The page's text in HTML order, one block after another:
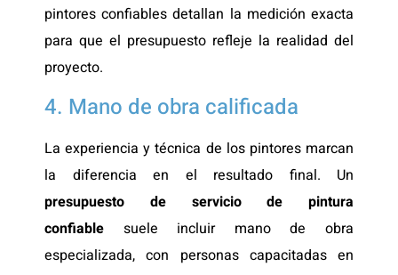
pintores confiables detallan la medición exacta
para que el presupuesto refleje la realidad del
proyecto.
4. Mano de obra calificada
La experiencia y técnica de los pintores marcan
la diferencia en el resultado final. Un
presupuesto de servicio de pintura
confiable suele incluir mano de obra
especializada, con personas capacitadas en